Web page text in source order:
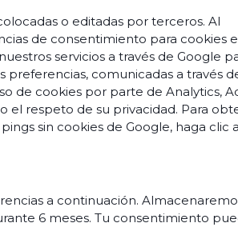
o editadas por terceros. Al
de consentimiento para cookies e
servicios a través de Google
preferencias, comunicadas a través
de cookies por parte de Analytics,
el respeto de su privacidad. Para
sin cookies de Google, haga clic
a continuación.
6 meses. Tu consentimiento